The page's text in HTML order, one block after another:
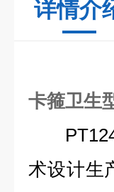
详情介
卡箍卫生
术设计生